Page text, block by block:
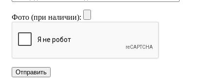
Фото (при наличии):